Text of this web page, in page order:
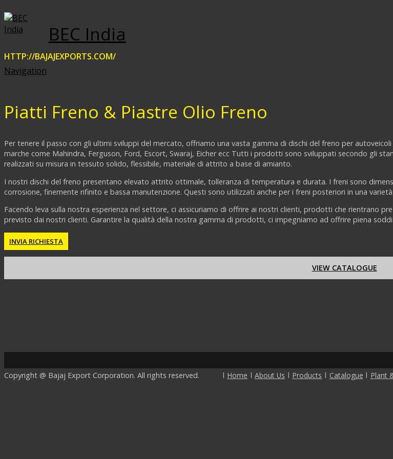
BEC India
HTTP://BAJAJEXPORTS.COM/
Navigation
Piatti Freno & Piastre Olio Freno
Per tenere il passo con gli ultimi sviluppi del mercato, offriamo una vasta gamma di dischi del freno per
marche come Mahindra, Ferguson, Ford, Escort, Swaraj, Eicher ecc Tutti i prodotti sono sviluppati secondo gli
realizzati su misura in tessuto solido, flessibile, materiale di attrito a base di amianto.
I nostri dischi del freno presentano elevato attrito ottimale, tolleranza di temperatura e durata. I freni sono
corrosione, finemente rifinito e bassa manutenzione. Questi sono utilizzati anche per i freni posteriori in una
Facendo leva sulla nostra esperienza nel settore, ci assicuriamo di offrire ai nostri clienti, prodotti che rientrano
previsto dai nostri clienti. Garantire la qualità della nostra gamma di prodotti, ci impegniamo ad offrire piena
INVIA RICHIESTA
VIEW CATALOGUE
Copyright @ Bajaj Export Corporation. All rights reserved. l Home l About Us l Products l Catalogue l Plant